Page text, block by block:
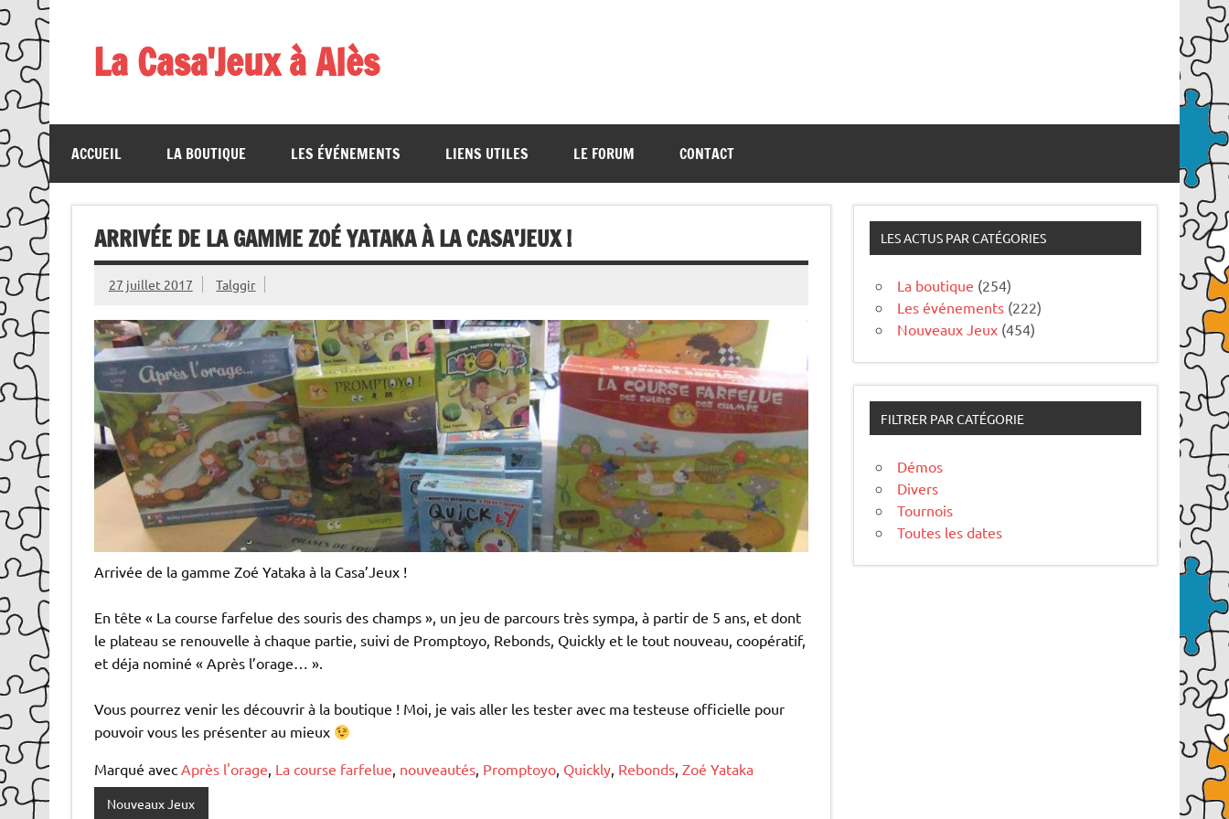
Skip
to
content
La Casa'Jeux à Alès
ACCUEIL LA BOUTIQUE LES ÉVÉNEMENTS LIENS UTILES LE FORUM CONTACT
ARRIVÉE DE LA GAMME ZOÉ YATAKA À LA CASA’JEUX !
27 juillet 2017 Talggir
Arrivée de la gamme Zoé Yataka à la Casa’Jeux !
En tête « La course farfelue des souris des champs », un jeu de parcours très sympa, à partir de 5 ans, et dont
le plateau se renouvelle à chaque partie, suivi de Promptoyo, Rebonds, Quickly et le tout nouveau, coopératif,
et déja nominé « Après l’orage… ».
Vous pourrez venir les découvrir à la boutique ! Moi, je vais aller les tester avec ma testeuse officielle pour
pouvoir vous les présenter au mieux
Marqué avec Après l'orage, La course farfelue, nouveautés, Promptoyo, Quickly, Rebonds, Zoé Yataka
Nouveaux Jeux
LES ACTUS PAR CATÉGORIES
La boutique (254)
Les événements (222)
Nouveaux Jeux (454)
FILTRER PAR CATÉGORIE
Démos
Divers
Tournois
Toutes les dates